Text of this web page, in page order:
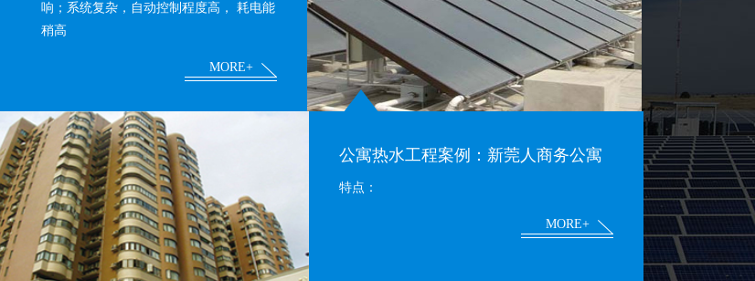
响；系统复杂，自动控制程度高， 耗电能
稍高
MORE+
公寓热水工程案例：新莞人商务公寓
特点：
MORE+